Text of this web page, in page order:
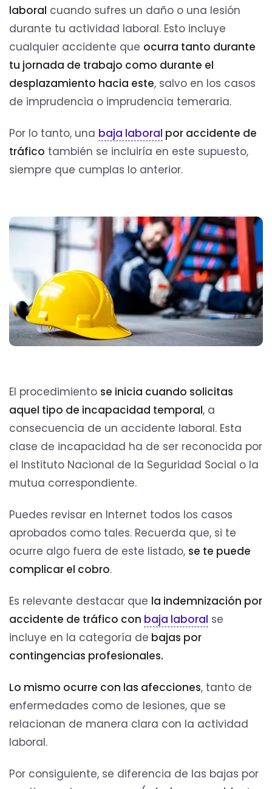
laboral cuando sufres un daño o una lesión
durante tu actividad laboral. Esto incluye
cualquier accidente que ocurra tanto durante
tu jornada de trabajo como durante el
desplazamiento hacia este, salvo en los casos
de imprudencia o imprudencia temeraria.
Por lo tanto, una baja laboral por accidente de
tráfico también se incluiría en este supuesto,
siempre que cumplas lo anterior.
El procedimiento se inicia cuando solicitas
aquel tipo de incapacidad temporal, a
consecuencia de un accidente laboral. Esta
clase de incapacidad ha de ser reconocida por
el Instituto Nacional de la Seguridad Social o la
mutua correspondiente.
Puedes revisar en Internet todos los casos
aprobados como tales. Recuerda que, si te
ocurre algo fuera de este listado, se te puede
complicar el cobro.
Es relevante destacar que la indemnización por
accidente de tráfico con baja laboral se
incluye en la categoría de bajas por
contingencias profesionales.
Lo mismo ocurre con las afecciones, tanto de
enfermedades como de lesiones, que se
relacionan de manera clara con la actividad
laboral.
Por consiguiente, se diferencia de las bajas por